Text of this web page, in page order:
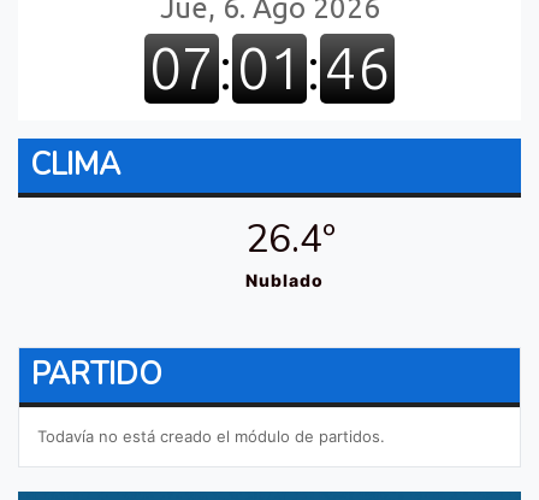
CLIMA
26.4º
Nublado
PARTIDO
Todavía no está creado el módulo de partidos.